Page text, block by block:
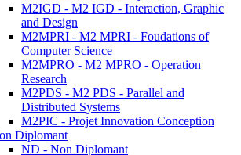
M2IGD - M2 IGD - Interaction, Graphic
and Design
M2MPRI - M2 MPRI - Foudations of
Computer Science
M2MPRO - M2 MPRO - Operation
Research
M2PDS - M2 PDS - Parallel and
Distributed Systems
M2PIC - Projet Innovation Conception
Diplomant
ND - Non Diplomant